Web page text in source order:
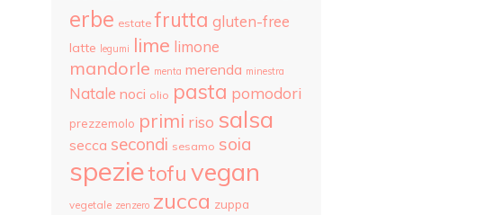
erbe estate frutta gluten-free
latte legumi lime limone
mandorle menta merenda minestra
Natale noci olio pasta pomodori
prezzemolo primi riso salsa
secca secondi sesamo soia
spezietofu vegan
vegetale zenzero zucca zuppa